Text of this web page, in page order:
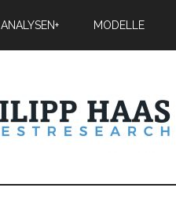
ANALYSEN+ MODELLE